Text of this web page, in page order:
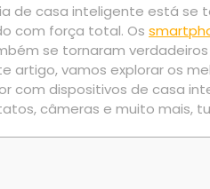
de casa inteligente está se
com força total. Os
se tornaram
artigo, vamos explorar os
com dispositivos de casa
câmeras e muito mais,